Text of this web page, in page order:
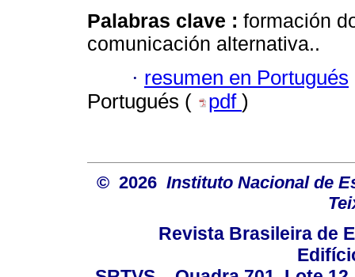
Palabras clave : formación
comunicación alternativa..
· resumen en Portugués
Portugués (
pdf )
© 2026 Instituto Nacional de
Revista Brasileira de